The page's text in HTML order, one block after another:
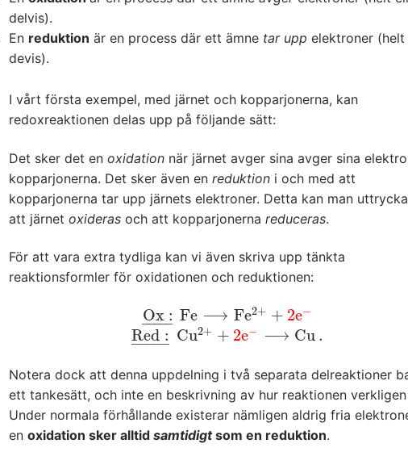
Elektronövergången sker alltså från natrium till klor. Detta kan vi skriva in i
delvis).
En reduktion är en process där ett ämne tar upp elektroner (helt
devis).
I vårt första exempel, med järnet och kopparjonerna, kan
redoxreaktionen delas upp på följande sätt:
Det sker det en oxidation när järnet avger sina avger sina
kopparjonerna. Det sker även en reduktion i och med att
kopparjonerna tar upp järnets elektroner. Detta kan man
att järnet oxideras och att kopparjonerna reduceras.
För att vara extra tydliga kan vi även skriva upp tänkta
reaktionsformler för oxidationen och reduktionen:
Ox :
– –
––– Fe ⟶ Fe2+ + 2e−
Ox:_ F e⟶ Fe2+ +2e−
Red :
– –
––– Cu2+ + 2e− ⟶ Cu .
Red:_ C u2++2 e−⟶Cu .
Notera dock att denna uppdelning i två separata delreaktioner
ett tankesätt, och inte en beskrivning av hur reaktionen verkligen
Under normala förhållande existerar nämligen aldrig fria
en oxidation sker alltid samtidigtsom en reduktion.